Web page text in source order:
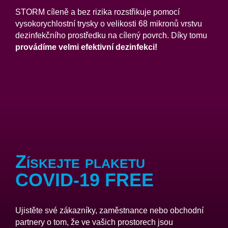
STORM cíleně a bez rizika rozstřikuje pomocí
vysokorychlostní trysky o velikosti 68 mikronů vrstvu
dezinfekčního prostředku na cílený povrch. Díky tomu
provádíme velmi efektivní dezinfekci!
Získejte plaketu
COVID-19 FREE
Ujistěte své zákazníky, zaměstnance nebo obchodní
partnery o tom, že ve vašich prostorech jsou